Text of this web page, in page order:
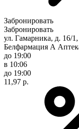
Забронировать
Забронировать
ул. Гамарника, д. 16/
Белфармация А
до 19:00
в 10:06
до 19:00
11,97 р.